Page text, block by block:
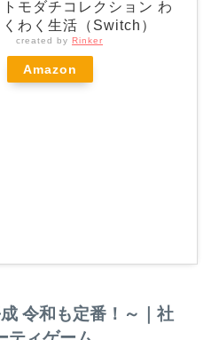
トモダチコレクション わ
くわく生活（Switch）
created by Rinker
Amazon
令和も定番！～｜社